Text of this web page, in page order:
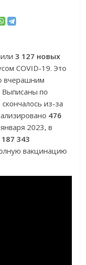
3 127 новых
COVID-19. Это
вчерашним
Выписаны по
скончалось из-за
476
2023, в
187 343
вакцинацию